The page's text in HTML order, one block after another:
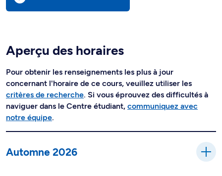
Aperçu des horaires
Pour obtenir les renseignements les plus à jour
concernant l'horaire de ce cours, veuillez utiliser les
critères de recherche. Si vous éprouvez des difficultés à
naviguer dans le Centre étudiant, communiquez avec
notre équipe.
Automne 2026